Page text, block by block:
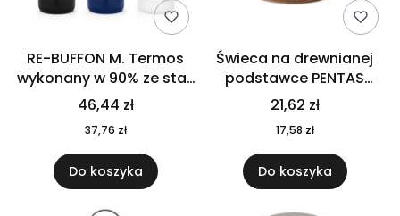
RE-BUFFON M. Termos
wykonany w 90% ze stali
nierdzewnej
pochodzącej z
recyklingu 520 ml 94294
46,44 zł
37,76 zł
Do koszyka
Świeca na drewnianej
podstawce PENTAS
MO6282-40
21,62 zł
17,58 zł
Do koszyka